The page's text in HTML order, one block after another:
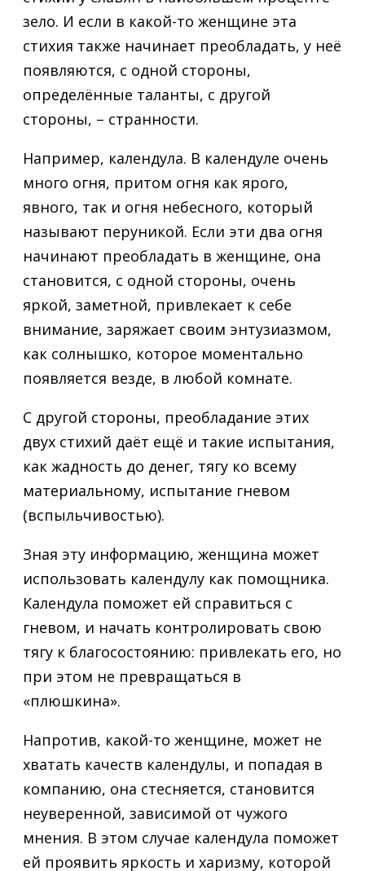
зело. И если в какой-то женщине эта
стихия также начинает преобладать, у неё
появляются, с одной стороны,
определённые таланты, с другой
стороны, – странности.
Например, календула. В календуле очень
много огня, притом огня как ярого,
явного, так и огня небесного, который
называют перуникой. Если эти два огня
начинают преобладать в женщине, она
становится, с одной стороны, очень
яркой, заметной, привлекает к себе
внимание, заряжает своим энтузиазмом,
как солнышко, которое моментально
появляется везде, в любой комнате.
С другой стороны, преобладание этих
двух стихий даёт ещё и такие испытания,
как жадность до денег, тягу ко всему
материальному, испытание гневом
(вспыльчивостью).
Зная эту информацию, женщина может
использовать календулу как помощника.
Календула поможет ей справиться с
гневом, и начать контролировать свою
тягу к благосостоянию: привлекать его, но
при этом не превращаться в
«плюшкина».
Напротив, какой-то женщине, может не
хватать качеств календулы, и попадая в
компанию, она стесняется, становится
неуверенной, зависимой от чужого
мнения. В этом случае календула поможет
ей проявить яркость и харизму, которой